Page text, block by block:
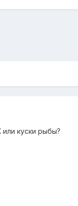
куски рыбы?